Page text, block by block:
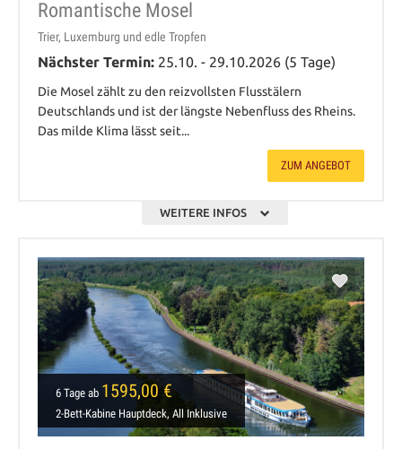
Romantische Mosel
Trier, Luxemburg und edle Tropfen
Nächster Termin: 25.10. - 29.10.2026 (5 Tage)
Die Mosel zählt zu den reizvollsten Flusstälern
Deutschlands und ist der längste Nebenfluss des Rheins.
Das milde Klima lässt seit...
ZUM ANGEBOT
WEITERE INFOS
6 Tage ab 1595,00 €
2-Bett-Kabine Hauptdeck, All Inklusive